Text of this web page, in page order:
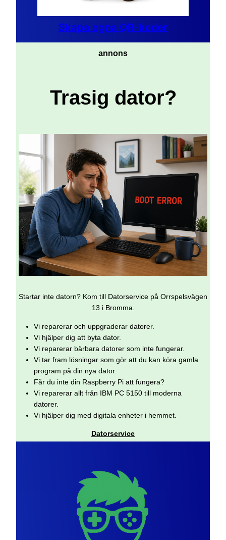
Skapa egna QR-koder
annons
Trasig dator?
Startar inte datorn? Kom till Datorservice på Orrspelsvägen
13 i Bromma.
Vi reparerar och uppgraderar datorer.
Vi hjälper dig att byta dator.
Vi reparerar bärbara datorer som inte fungerar.
Vi tar fram lösningar som gör att du kan köra gamla
program på din nya dator.
Får du inte din Raspberry Pi att fungera?
Vi reparerar allt från IBM PC 5150 till moderna
datorer.
Vi hjälper dig med digitala enheter i hemmet.
Datorservice